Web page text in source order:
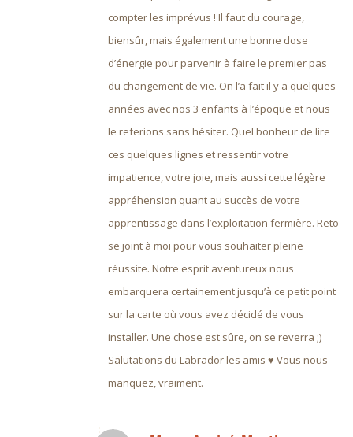
compter les imprévus ! Il faut du courage,
biensûr, mais également une bonne dose
d’énergie pour parvenir à faire le premier pas
du changement de vie. On l’a fait il y a quelques
années avec nos 3 enfants à l’époque et nous
le referions sans hésiter. Quel bonheur de lire
ces quelques lignes et ressentir votre
impatience, votre joie, mais aussi cette légère
appréhension quant au succès de votre
apprentissage dans l’exploitation fermière. Reto
se joint à moi pour vous souhaiter pleine
réussite. Notre esprit aventureux nous
embarquera certainement jusqu’à ce petit point
sur la carte où vous avez décidé de vous
installer. Une chose est sûre, on se reverra ;)
Salutations du Labrador les amis ♥ Vous nous
manquez, vraiment.